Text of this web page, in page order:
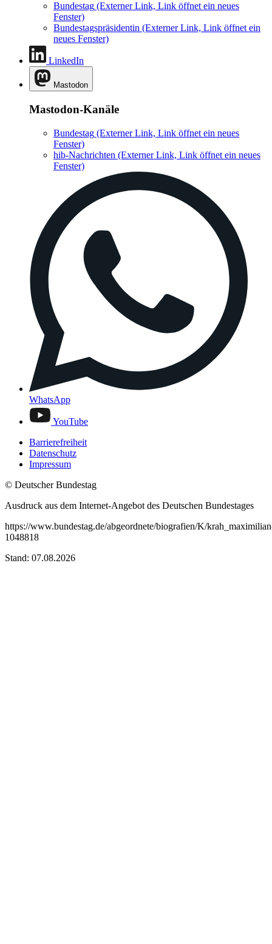
Bundestag (Externer Link, Link öffnet ein neues
Fenster)
Bundestagspräsidentin (Externer Link, Link öffnet ein
neues Fenster)
LinkedIn
Mastodon
Mastodon-Kanäle
Bundestag (Externer Link, Link öffnet ein neues
Fenster)
hib-Nachrichten (Externer Link, Link öffnet ein neues
Fenster)
WhatsApp
YouTube
Barrierefreiheit
Datenschutz
Impressum
© Deutscher Bundestag
Ausdruck aus dem Internet-Angebot des Deutschen Bundestages
https://www.bundestag.de/abgeordnete/biografien/K/
1048818
Stand: 07.08.2026